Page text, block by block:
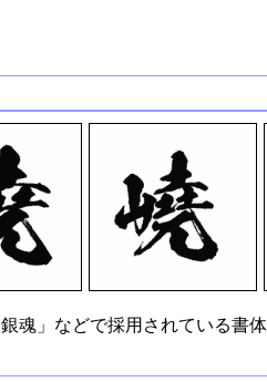
魂」などで採用されている書